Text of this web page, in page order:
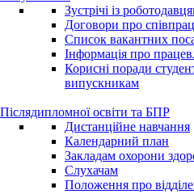
Зустрічі із
Договори про
Список вакантних
Інформація про
Корисні поради
випускникам
Післядипломної освіти та БПР
Дистанційне навчання
Календарний план
Закладам охорони
Слухачам
Положення про